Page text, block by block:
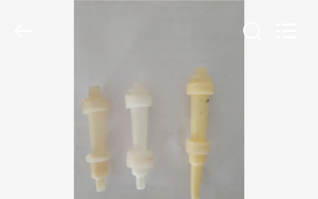
PRODUITS